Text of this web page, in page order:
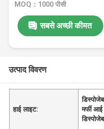
MOQ：1000 पीसी
सबसे अच्छी कीमत
उत्पाद विवरण
हाई लाइट:
मर्फी